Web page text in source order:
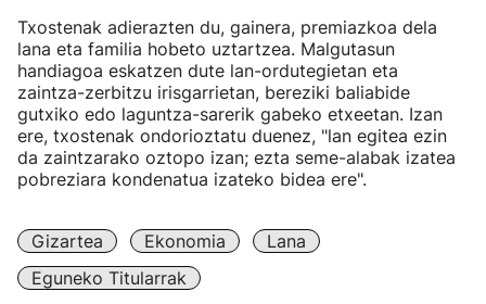
Txostenak adierazten du, gainera, premiazkoa dela
lana eta familia hobeto uztartzea. Malgutasun
handiagoa eskatzen dute lan-ordutegietan eta
zaintza-zerbitzu irisgarrietan, bereziki baliabide
gutxiko edo laguntza-sarerik gabeko etxeetan. Izan
ere, txostenak ondorioztatu duenez, "lan egitea ezin
da zaintzarako oztopo izan; ezta seme-alabak izatea
pobreziara kondenatua izateko bidea ere".
Gizartea Ekonomia
Lana
Eguneko Titularrak